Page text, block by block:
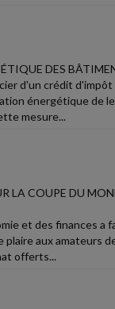
DES
d'un crédit
énergétique de
mesure...
LA COUPE DU
et des finances a
plaire aux amateurs
offerts...